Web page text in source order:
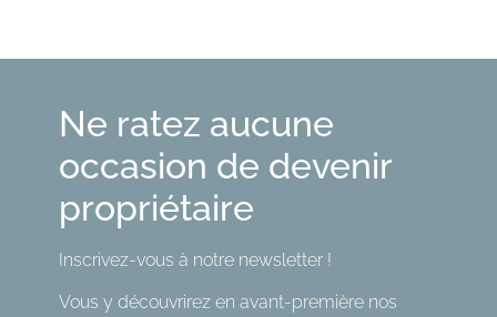
Ne ratez aucune
occasion de devenir
propriétaire
Inscrivez-vous à notre newsletter !
Vous y découvrirez en avant-première nos